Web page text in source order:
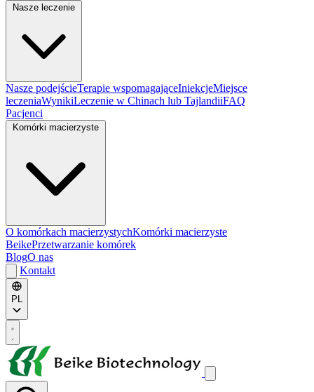
Nasze podejścieTerapie wspomagająceIniekcjeMiejsce
leczeniaWynikiLeczenie w Chinach lub TajlandiiFAQ
Pacjenci
O komórkach macierzystychKomórki macierzyste
BeikePrzetwarzanie komórek
BlogO nas
Kontakt
PL